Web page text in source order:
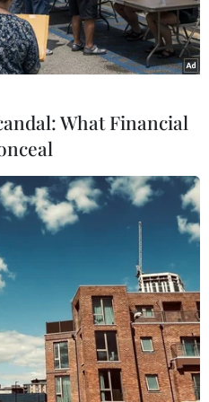
đánh bom ở Brussels. (Nguồn:
xác định được danh
ga tàu điện ngầm
tối 20/6 trước khi đối
sau đó.
What Financial